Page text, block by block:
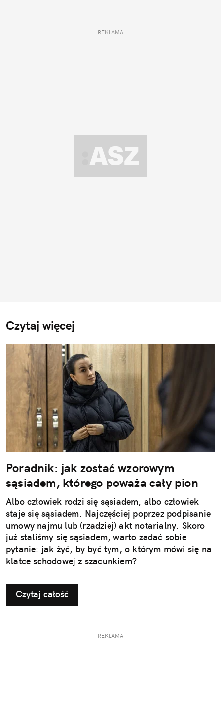
REKLAMA
Czytaj więcej
Poradnik: jak zostać wzorowym
sąsiadem, którego poważa cały pion
Albo człowiek rodzi się sąsiadem, albo człowiek
staje się sąsiadem. Najczęściej poprzez podpisanie
umowy najmu lub (rzadziej) akt notarialny. Skoro
już staliśmy się sąsiadem, warto zadać sobie
pytanie: jak żyć, by być tym, o którym mówi się na
klatce schodowej z szacunkiem?
Czytaj całość
REKLAMA